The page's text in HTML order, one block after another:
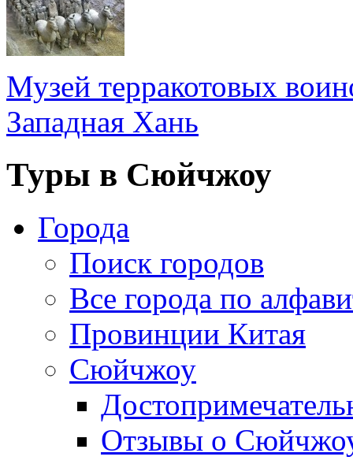
Музей терракотовых
Западная Хань
Туры в Сюйчжоу
Города
Поиск городов
Все города по
Провинции Китая
Сюйчжоу
Отзывы о